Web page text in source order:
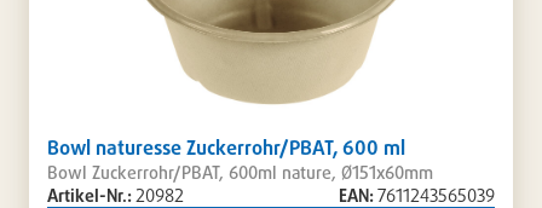
Bowl naturesse Zuckerrohr/PBAT, 600 ml
Bowl Zuckerrohr/PBAT, 600ml nature, Ø151x60mm
Artikel-Nr.: 20982 EAN:7611243565039